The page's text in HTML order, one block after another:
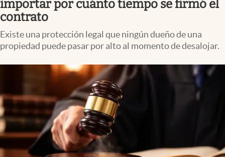
Streaming
Lifestyle
importar por cuánto tiempo se firmó el
contrato
Existe una protección legal que ningún dueño de una
propiedad puede pasar por alto al momento de desalojar.